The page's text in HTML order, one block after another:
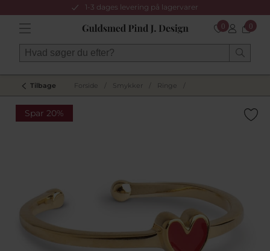
1-3 dages levering på lagervarer
0 0
Tilbage Forside Smykker Ringe
Spar 20%